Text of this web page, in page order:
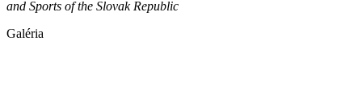
and Sports of the Slovak Republic
Galéria